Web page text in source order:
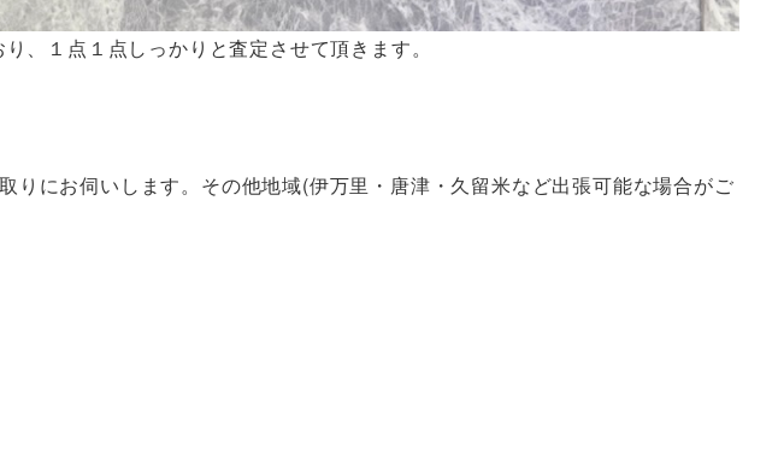
、１点１点しっかりと査定させて頂きます。
にお伺いします。その他地域(伊万里・唐津・久留米など出張可能な場合がご